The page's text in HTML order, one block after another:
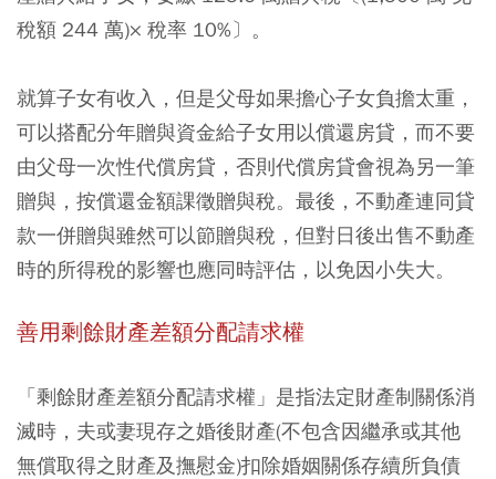
稅額 244 萬)× 稅率 10%〕。
就算子女有收入，但是父母如果擔心子女負擔太重，
可以搭配分年贈與資金給子女用以償還房貸，而不要
由父母一次性代償房貸，否則代償房貸會視為另一筆
贈與，按償還金額課徵贈與稅。最後，不動產連同貸
款一併贈與雖然可以節贈與稅，但對日後出售不動產
時的所得稅的影響也應同時評估，以免因小失大。
善用剩餘財產差額分配請求權
「剩餘財產差額分配請求權」是指法定財產制關係消
滅時，夫或妻現存之婚後財產(不包含因繼承或其他
無償取得之財產及撫慰金)扣除婚姻關係存續所負債